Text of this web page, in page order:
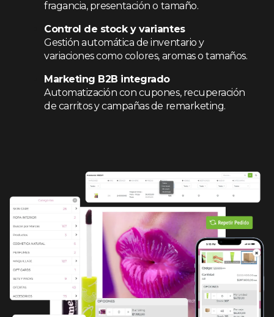
fragancia, presentación o tamaño.
Control de stock y variantes
Gestión automática de inventario y
variaciones como colores, aromas o tamaños.
Marketing B2B integrado
Automatización con cupones, recuperación
de carritos y campañas de remarketing.